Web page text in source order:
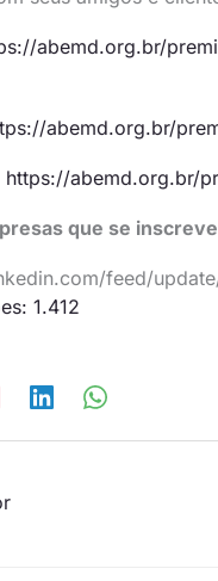
abemd.org.br/
abemd.org.br/
https://abemd.org.br/
que se
feed/
1.412